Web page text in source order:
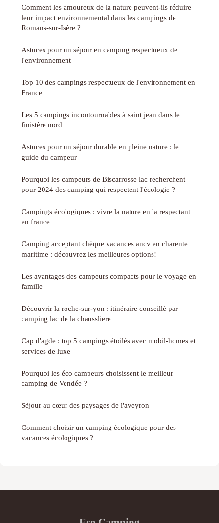
Comment les amoureux de la nature peuvent-ils réduire
leur impact environnemental dans les campings de
Romans-sur-Isère ?
Astuces pour un séjour en camping respectueux de
l'environnement
Top 10 des campings respectueux de l'environnement en
France
Les 5 campings incontournables à saint jean dans le
finistère nord
Astuces pour un séjour durable en pleine nature : le
guide du campeur
Pourquoi les campeurs de Biscarrosse lac recherchent
pour 2024 des camping qui respectent l'écologie ?
Campings écologiques : vivre la nature en la respectant
en france
Camping acceptant chèque vacances ancv en charente
maritime : découvrez les meilleures options!
Les avantages des campeurs compacts pour le voyage en
famille
Découvrir la roche-sur-yon : itinéraire conseillé par
camping lac de la chaussliere
Cap d'agde : top 5 campings étoilés avec mobil-homes et
services de luxe
Pourquoi les éco campeurs choisissent le meilleur
camping de Vendée ?
Séjour au cœur des paysages de l'aveyron
Comment choisir un camping écologique pour des
vacances écologiques ?